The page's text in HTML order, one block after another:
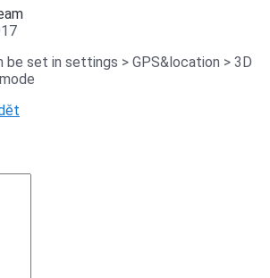
be set in settings > GPS&location > 3D